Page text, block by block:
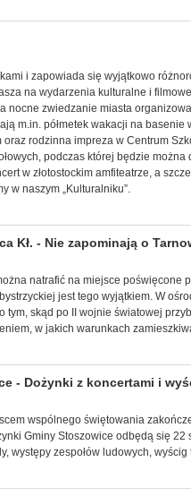
i zapowiada się wyjątkowo
na wydarzenia kulturalne i
nocne zwiedzanie miasta
m.in. półmetek wakacji na basenie
rodzinna impreza w Centrum
podczas której będzie można
w złotostockim amfiteatrze, a
w naszym „Kulturalniku”.
Kł. - Nie zapominają o
natrafić na miejsce poświęcone
zyckiej jest tego wyjątkiem. W
skąd po II wojnie światowej
w jakich warunkach
- Dożynki z koncertami i
wspólnego świętowania
Gminy Stoszowice odbędą się 22
występy zespołów ludowych, wyścig